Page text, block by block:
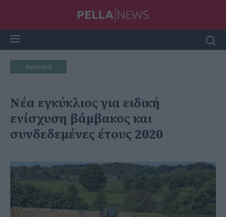
Αγροτικά
Νέα εγκύκλιος για ειδική
ενίσχυση βάμβακος και
συνδεδεμένες έτους 2020